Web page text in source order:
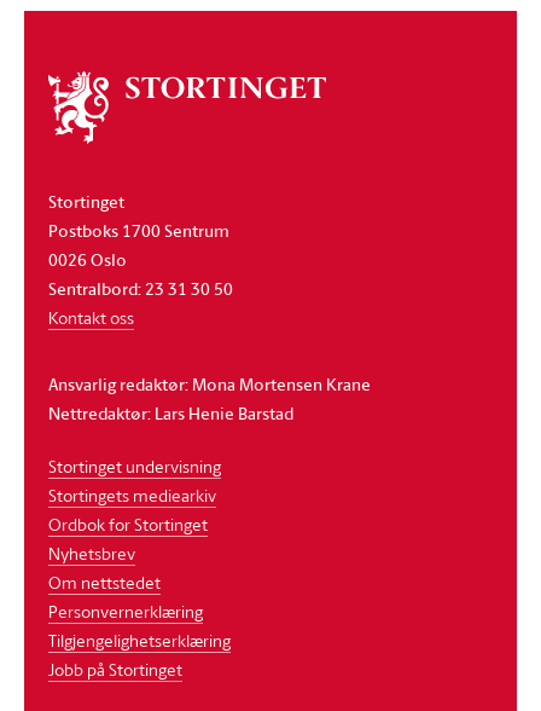
Om
stortinget
Stortinget
Postboks 1700 Sentrum
0026 Oslo
Sentralbord: 23 31 30 50
Kontakt oss
Ansvarlig redaktør: Mona Mortensen Krane
Nettredaktør: Lars Henie Barstad
Stortinget undervisning
Stortingets mediearkiv
Ordbok for Stortinget
Nyhetsbrev
Om nettstedet
Personvernerklæring
Tilgjengelighetserklæring
Jobb på Stortinget